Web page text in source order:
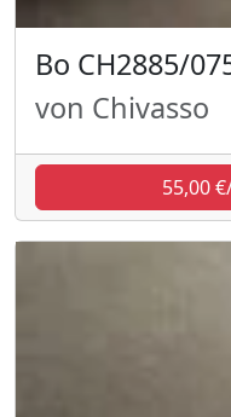
Bo CH2885/
von Chivasso
55,00